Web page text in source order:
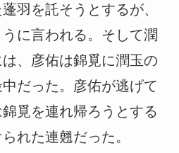
羽を託そうとするが、
に言われる。そして潤
、彦佑は錦覓に潤玉の
だった。彦佑が逃げて
覓を連れ帰ろうとする
れた連翹だった。